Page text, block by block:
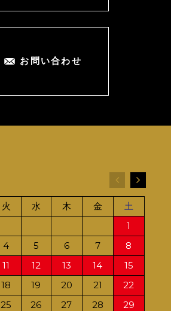
火 水 木 金
土
1
4 5 6 7
8
11 12 13 14
15
18 19 20 21
22
25 26 27 28
29
お問い合わせ